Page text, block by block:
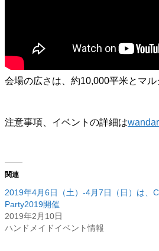
会場の広さは、約10,000平米とマ
注意事項、イベントの詳細は
関連
2019年4月6日（土）-4月7日（日）は、
Party2019開催
2019年2月10日
ハンドメイドイベント情報